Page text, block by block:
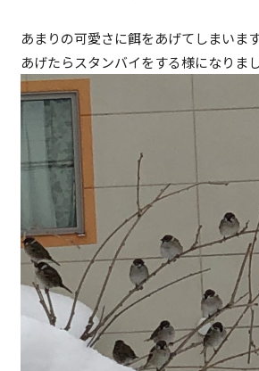
あまりの可愛さに餌をあげてしまいま
あげたらスタンバイをする様になりま